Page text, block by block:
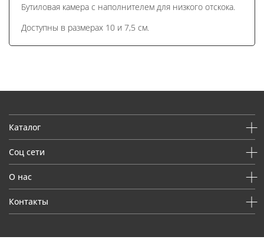
Бутиловая камера с наполнителем для низкого отскока.
Доступны в размерах 10 и 7,5 см.
Каталог
Соц сети
О нас
Контакты